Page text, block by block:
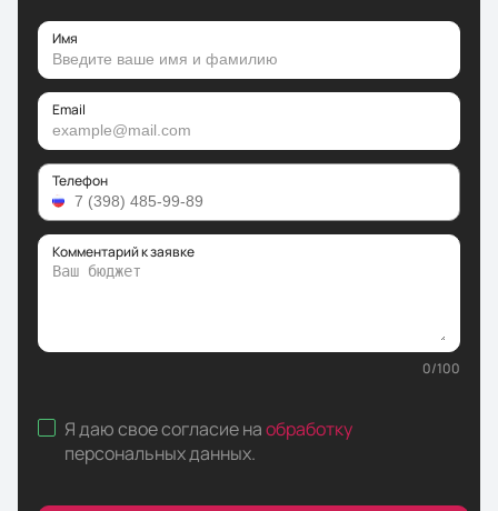
Имя
Email
Телефон
Комментарий к заявке
0/100
Я даю свое согласие наобработку
персональных данных.